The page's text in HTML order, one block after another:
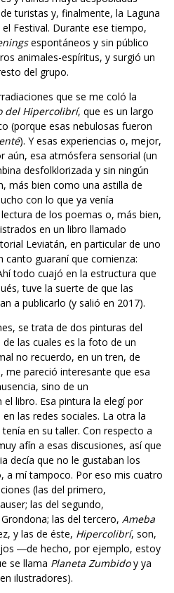
turistas y, finalmente, la Laguna
Festival. Durante ese tiempo,
espontáneos y sin público
animales-espíritus, y surgió un
del grupo.
que se me coló la
del Hipercolibrí, que es un largo
(porque esas nebulosas fueron
). Y esas experiencias o, mejor,
aún, esa atmósfera sensorial (un
desfolklorizada y sin ningún
más bien como una astilla de
con lo que ya venía
de los poemas o, más bien,
en un libro llamado
Leviatán, en particular de uno
canto guaraní que comienza:
todo cuajó en la estructura que
tuve la suerte de que las
a publicarlo (y salió en 2017).
se trata de dos pinturas del
las cuales es la foto de un
no recuerdo, en un tren, de
pareció interesante que esa
sino de un
libro. Esa pintura la elegí por
las redes sociales. La otra la
en su taller. Con respecto a
afín a esas discusiones, así que
decía que no le gustaban los
a mí tampoco. Por eso mis cuatro
(las del primero,
las del segundo,
las del tercero, Ameba
y las de éste, Hipercolibrí, son,
―de hecho, por ejemplo, estoy
se llama Planeta Zumbidoy ya
ilustradores).